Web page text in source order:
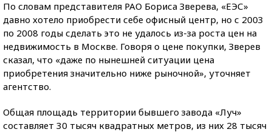
По словам представителя РАО Бориса Зверева, «ЕЭС»
давно хотело приобрести себе офисный центр, но с 2003
по 2008 годы сделать это не удалось из-за роста цен на
недвижимость в Москве. Говоря о цене покупки, Зверев
сказал, что «даже по нынешней ситуации цена
приобретения значительно ниже рыночной», уточняет
агентство.
Общая площадь территории бывшего завода «Луч»
составляет 30 тысяч квадратных метров, из них 28 тысяч